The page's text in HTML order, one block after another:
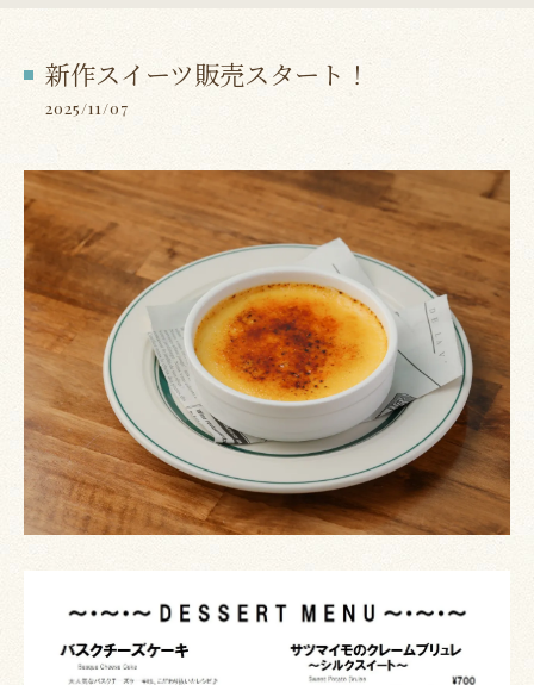
新作スイーツ販売スタート！
2025/11/07